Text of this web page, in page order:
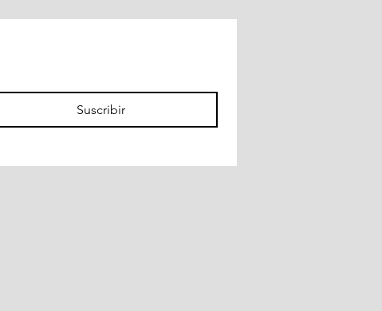
Suscribir